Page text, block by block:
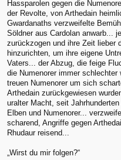
Hassparolen gegen die
der Revolte, von Arthedain
Gwardanaths verzweifelte
Söldner aus Cardolan anwarb...
zurückzogen und ihre Zeit lieber
hinzurichten, um ihre eigene
Vaters... der Abzug, die feige
die Numenorer immer
treuen Numenorer um sich
Arthedain zurückgewiesen
uralter Macht, seit
Elben und Numenorer...
scharend, Angriffe gegen
Rhudaur reisend...
„Wirst du mir folgen?“